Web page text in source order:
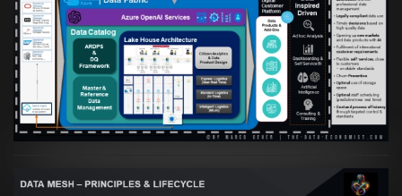
Artikel:Warum eine Data Governance
orientierte Data Fabric essenziell für
skalierbare qualitative Datenprodukte ist
VIEW